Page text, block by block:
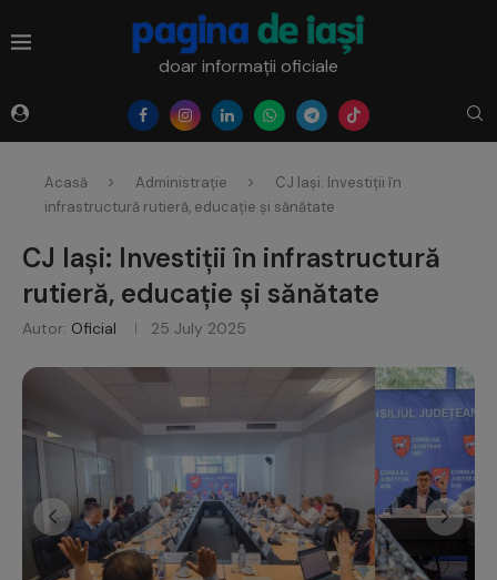
doar informații oficiale
Acasă Administrație
CJ Iași: Investiții în
infrastructură rutieră, educație și sănătate
CJ Iași: Investiții în infrastructură
rutieră, educație și sănătate
Autor: Oficial 25 July 2025